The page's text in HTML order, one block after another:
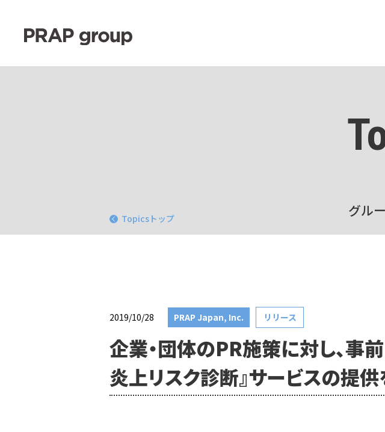
グル
Topicsトップ
2019/10/28 PRAP Japan, Inc. リリース
企業・団体のPR施策に対し、事
炎上リスク診断』サービスの提